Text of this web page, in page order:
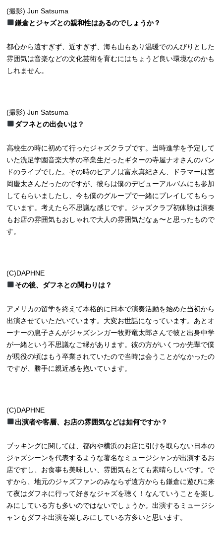
(撮影) Jun Satsuma
鎌倉とジャズとの親和性はあるのでしょうか？
都心から遠すぎず、近すぎず、海も山もあり温暖でのんびりとした
雰囲気は音楽などの文化芸術を育むにはちょうど良い環境なのかも
しれません。
(撮影) Jun Satsuma
ダフネとの出会いは？
高校生の時に初めて行ったジャズクラブです。当時進学を予定して
いた洗足学園音楽大学の卒業生だったギターの寺屋ナオさんのバン
ドのライブでした。その時のピアノは富永真紀さん、ドラマーは宮
岡慶太さんだったのですが、彼らは僕のデビューアルバムにも参加
してもらいましたし、今も僕のグループで一緒にプレイしてもらっ
ています。考えたら不思議な感じです。ジャズクラブ初体験は演奏
もお店の雰囲気もおしゃれで大人の雰囲気だなぁ〜と思ったもので
す。
(C)DAPHNE
その後、ダフネとの関わりは？
アメリカの留学を終えて本格的に日本で演奏活動を始めた当初から
出演させていただいています。大変お世話になっています。あとオ
ーナーの息子さんがジャズシンガー牧野竜太郎さんで彼と出身中学
が一緒という不思議なご縁があります。彼の方がいくつか先輩で僕
が現役の頃はもう卒業されていたので当時は会うことがなかったの
ですが、勝手に親近感を抱いています。
(C)DAPHNE
出演者や客層、お店の雰囲気などは如何ですか？
ブッキングに関しては、都内や横浜のお店に引けを取らない日本の
ジャズシーンを代表するような著名なミュージシャンが出演するお
店ですし、お食事も美味しい、雰囲気もとても素晴らしいです。で
すから、地元のジャズファンのみならず遠方からも鎌倉に遊びに来
て夜はダフネに行って好きなジャズを聴く！なんていうことを楽し
みにしている方も多いのではないでしょうか。出演するミュージシ
ャンもダフネ出演を楽しみにしている方多いと思います。